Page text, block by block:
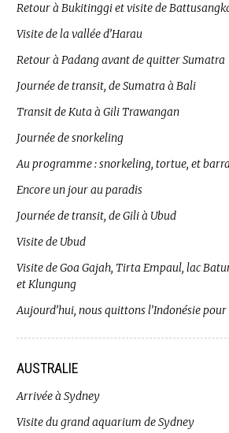
Retour à Bukitinggi et visite de
Visite de la vallée d’Harau
Retour à Padang avant de quitter Sumatra
Journée de transit, de Sumatra à Bali
Transit de Kuta à Gili Trawangan
Journée de snorkeling
Au programme : snorkeling, tortue, et
Encore un jour au paradis
Journée de transit, de Gili à Ubud
Visite de Ubud
Visite de Goa Gajah, Tirta Empaul, lac
et Klungung
Aujourd’hui, nous quittons l’Indonésie pour
AUSTRALIE
Arrivée à Sydney
Visite du grand aquarium de Sydney